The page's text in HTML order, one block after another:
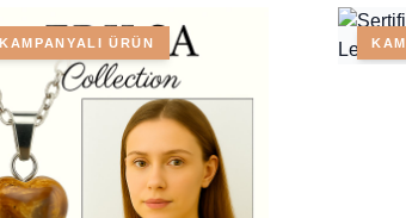
KAMPANYALI ÜRÜN